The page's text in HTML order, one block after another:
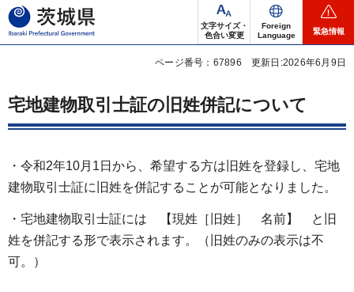
茨城県
文字サイズ・
色合い変更
Foreign
Language
緊急情報
ページ番号：67896 更新日:2026年6月9日
宅地建物取引士証の旧姓併記について
・令和2年10月1日から、希望する方は旧姓を登録し、宅地
建物取引士証に旧姓を併記することが可能となりました。
・宅地建物取引士証には 【現姓［旧姓］ 名前】 と旧
姓を併記する形で表示されます。（旧姓のみの表示は不
可。）